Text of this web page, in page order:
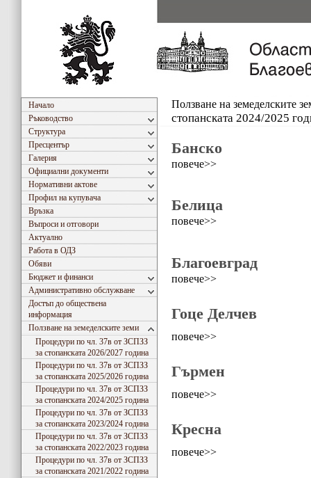
Начало
Ръководство
Структура
Пресцентър
Галерия
Официални документи
Нормативни актове
Профил на купувача
Връзка
Въпроси и отговори
Актуално
Работа в ОДЗ
Обяви
Бюджет и финанси
Административно обслужване
Достъп до обществена
информация
Ползване на земеделските земи
Процедури по чл. 37в от ЗСПЗЗ
за стопанската 2026/2027 година
Процедури по чл. 37в от ЗСПЗЗ
за стопанската 2025/2026 година
Процедури по чл. 37в от ЗСПЗЗ
за стопанската 2024/2025 година
Процедури по чл. 37в от ЗСПЗЗ
за стопанската 2023/2024 година
Процедури по чл. 37в от ЗСПЗЗ
за стопанската 2022/2023 година
Процедури по чл. 37в от ЗСПЗЗ
за стопанската 2021/2022 година
Ползване на земеделските
стопанската 2024/2025
Банско
повече>>
Белица
повече>>
Благоевград
повече>>
Гоце Делчев
повече>>
Гърмен
повече>>
Кресна
повече>>